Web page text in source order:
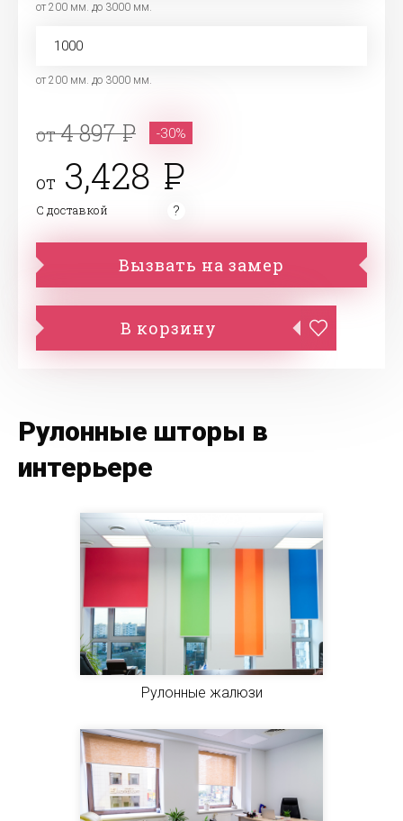
от 200 мм. до 3000 мм.
от 200 мм. до 3000 мм.
от4 897 -30%
от 3,428
С доставкой
Вызвать на замер
В корзину
Рулонные шторы в
интерьере
Рулонные жалюзи